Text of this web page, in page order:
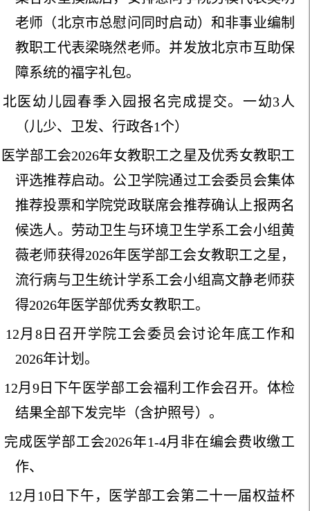
老师（北京市总慰问同时启动）和非事业编制
教职工代表梁晓然老师。并发放北京市互助保
障系统的福字礼包。
北医幼儿园春季入园报名完成提交。一幼3人
（儿少、卫发、行政各1个）
医学部工会2026年女教职工之星及优秀女教职工
评选推荐启动。公卫学院通过工会委员会集体
推荐投票和学院党政联席会推荐确认上报两名
候选人。劳动卫生与环境卫生学系工会小组黄
薇老师获得2026年医学部工会女教职工之星，
流行病与卫生统计学系工会小组高文静老师获
得2026年医学部优秀女教职工。
12月8日召开学院工会委员会讨论年底工作和
2026年计划。
12月9日下午医学部工会福利工作会召开。体检
结果全部下发完毕（含护照号）。
完成医学部工会2026年1-4月非在编会费收缴工
作、
12月10日下午，医学部工会第二十一届权益杯